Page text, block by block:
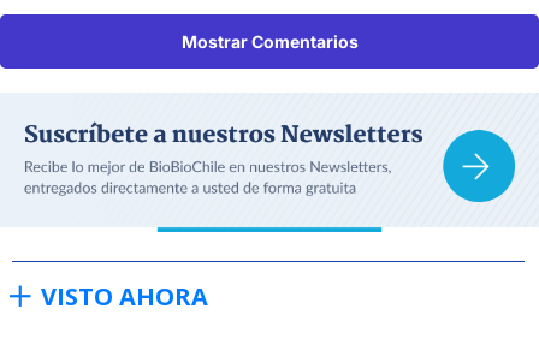
Mostrar Comentarios
VISTO AHORA